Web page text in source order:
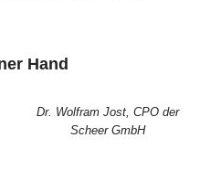
Hand
Dr. Wolf­ram Jost, CPO der
Scheer GmbH